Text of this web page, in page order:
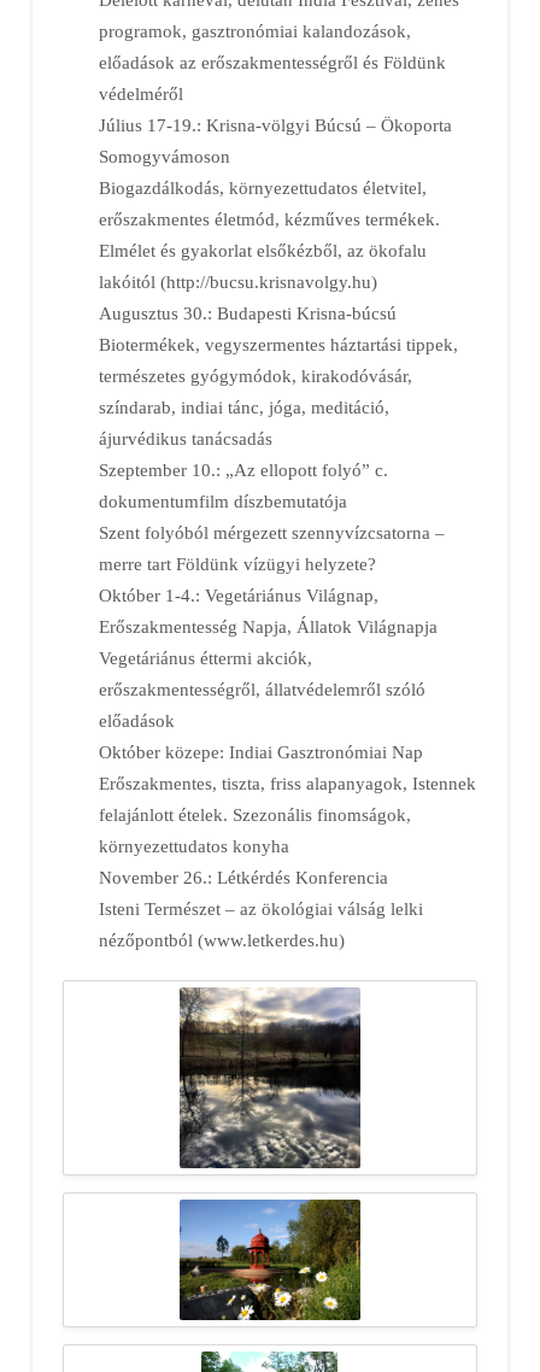
programok, gasztronómiai kalandozások,
előadások az erőszakmentességről és Földünk
védelméről
Július 17-19.: Krisna-völgyi Búcsú – Ökoporta
Somogyvámoson
Biogazdálkodás, környezettudatos életvitel,
erőszakmentes életmód, kézműves termékek.
Elmélet és gyakorlat elsőkézből, az ökofalu
lakóitól (http://bucsu.krisnavolgy.hu)
Augusztus 30.: Budapesti Krisna-búcsú
Biotermékek, vegyszermentes háztartási tippek,
természetes gyógymódok, kirakodóvásár,
színdarab, indiai tánc, jóga, meditáció,
ájurvédikus tanácsadás
Szeptember 10.: „Az ellopott folyó” c.
dokumentumfilm díszbemutatója
Szent folyóból mérgezett szennyvízcsatorna –
merre tart Földünk vízügyi helyzete?
Október 1-4.: Vegetáriánus Világnap,
Erőszakmentesség Napja, Állatok Világnapja
Vegetáriánus éttermi akciók,
erőszakmentességről, állatvédelemről szóló
előadások
Október közepe: Indiai Gasztronómiai Nap
Erőszakmentes, tiszta, friss alapanyagok, Istennek
felajánlott ételek. Szezonális finomságok,
környezettudatos konyha
November 26.: Létkérdés Konferencia
Isteni Természet – az ökológiai válság lelki
nézőpontból (www.letkerdes.hu)